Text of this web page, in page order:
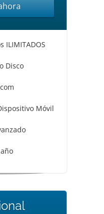
ILIMITADOS
Disco
Móvil